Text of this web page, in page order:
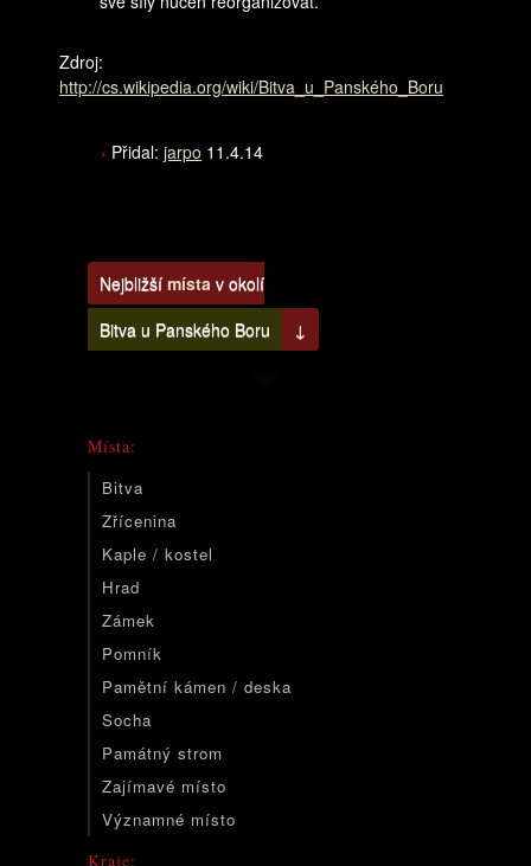
Zdroj:
http://cs.wikipedia.org/wiki/Bitva_u_Panského_Boru
Přidal: jarpo 11.4.14
Nejbližší místa v okolí
Bitva u Panského Boru
↓
Místa:
Bitva
Zřícenina
Kaple / kostel
Hrad
Zámek
Pomník
Pamětní kámen / deska
Socha
Památný strom
Zajímavé místo
Významné místo
Kraje: